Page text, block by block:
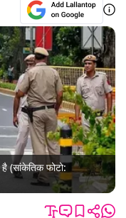
है (सांकेतिक फोटो: